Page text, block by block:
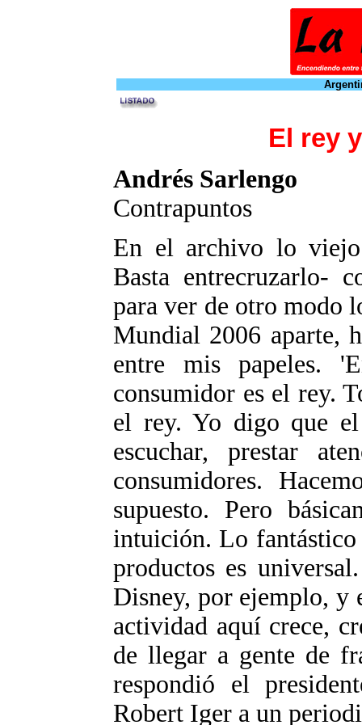
El rey
Andrés Sarlengo
Contrapuntos
En el archivo lo
Basta entrecruzarlo-
para ver de otro modo
Mundial 2006 aparte,
entre mis papeles.
consumidor es el rey.
el rey. Yo digo que
escuchar, prestar
consumidores.
supuesto. Pero
intuición. Lo fantástico
productos es
Disney, por ejemplo, y
actividad aquí crece,
de llegar a gente de
respondió el
Robert Iger a un